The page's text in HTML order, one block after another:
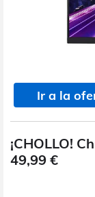
Ir a la
¡CHOLLO!
49,99 €